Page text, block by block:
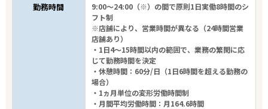
勤務時間
9:00～24:00（※）の間で原則1日実働8時間のシ
フト制
※店舗により、営業時間が異なる（24時間営業
店舗あり）
・1日4～15時間以内の範囲で、業務の繁閑に応
じて勤務時間を決定
・休憩時間：60分/日（1日6時間を超える勤務の
場合）
・1ヵ月単位の変形労働時間制
・月間平均労働時間：月164.6時間